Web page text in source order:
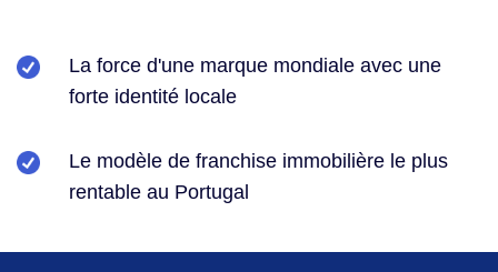
La force d'une marque mondiale avec une
forte identité locale
Le modèle de franchise immobilière le plus
rentable au Portugal